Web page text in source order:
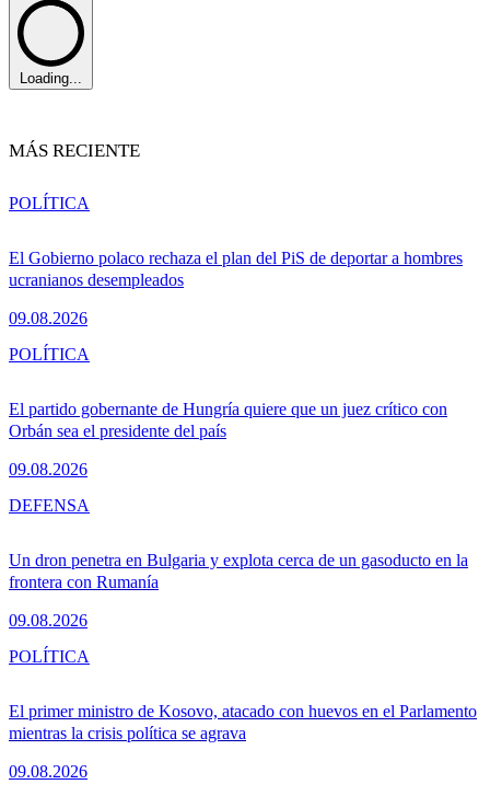
Loading...
MÁS RECIENTE
El Gobierno polaco rechaza el plan del PiS de deportar a hombres
ucranianos desempleados
09.08.2026
POLÍTICA
El partido gobernante de Hungría quiere que un juez crítico con
Orbán sea el presidente del país
09.08.2026
POLÍTICA
Un dron penetra en Bulgaria y explota cerca de un gasoducto en la
frontera con Rumanía
09.08.2026
DEFENSA
El primer ministro de Kosovo, atacado con huevos en el Parlamento
mientras la crisis política se agrava
09.08.2026
POLÍTICA